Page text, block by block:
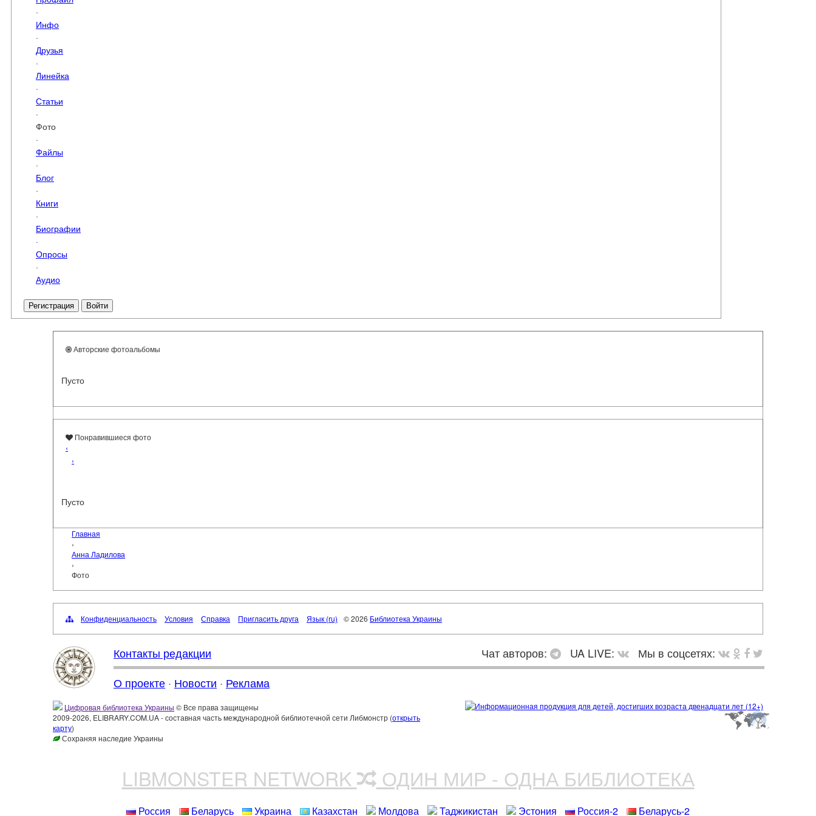
·
Инфо
·
Друзья
·
Линейка
·
Статьи
·
Фото
·
Файлы
·
Блог
·
Книги
·
Биографии
·
Опросы
·
Аудио
Регистрация Войти
Авторские фотоальбомы
Пусто
Понравившиеся фото
‹
›
Пусто
Главная
›
Анна Ладилова
›
Фото
Конфиденциальность Условия Справка Пригласить друга Язык (ru) © 2026 Библиотека Украины
Контакты редакции Чат авторов: UA LIVE:
Мы в соцсетях:
О проекте · Новости · Реклама
Цифровая библиотека Украины © Все права защищены
2009-2026, ELIBRARY.COM.UA - составная часть международной библиотечной сети Либмонстр (открыть
карту)
Сохраняя наследие Украины
LIBMONSTER NETWORK ОДИН МИР - ОДНА БИБЛИОТЕКА
Россия Беларусь Украина Казахстан Молдова Таджикистан Эстония Россия-2 Беларусь-2